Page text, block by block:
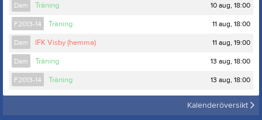
Dam Träning 10 aug, 18:00
F2013-14 Träning 11 aug, 18:00
Dam IFK Visby (hemma) 11 aug, 19:00
Dam Träning 13 aug, 18:00
F2013-14 Träning 13 aug, 18:00
Kalenderöversikt